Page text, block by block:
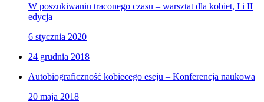
W poszukiwaniu traconego czasu – warsztat dla kobiet, I i II
edycja
6 stycznia 2020
24 grudnia 2018
Autobiograficzność kobiecego eseju – Konferencja naukowa
20 maja 2018